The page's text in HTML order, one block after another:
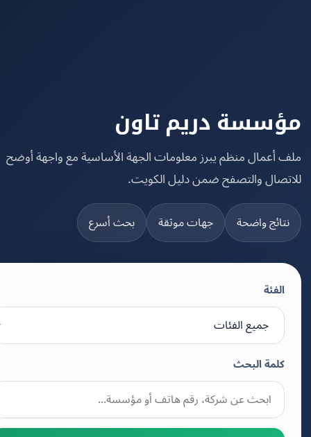
دريم تاون
منظم يبرز معلومات الجهة الأساسية مع واجهة أوضح
والتصفح ضمن دليل الكويت.
واضحة جهات موثقة بحث أسرع
كلمة البحث